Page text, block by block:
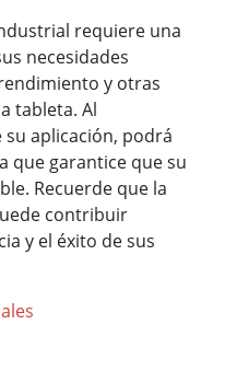
requiere una
necesidades
y otras
tableta. Al
aplicación, podrá
que garantice que su
Recuerde que la
contribuir
y el éxito de sus